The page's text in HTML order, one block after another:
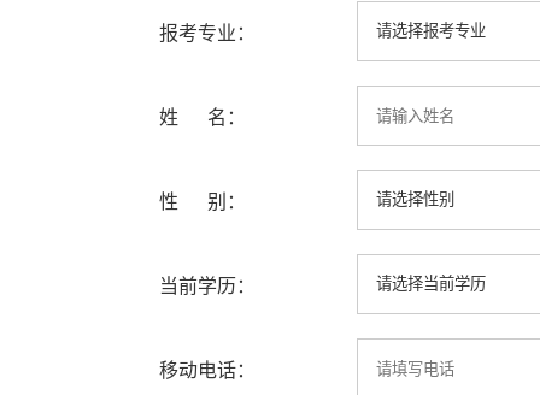
报考专业：
姓 名：
性 别：
当前学历：
移动电话：